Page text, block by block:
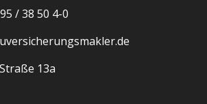
/ 38 50 4-0
13a